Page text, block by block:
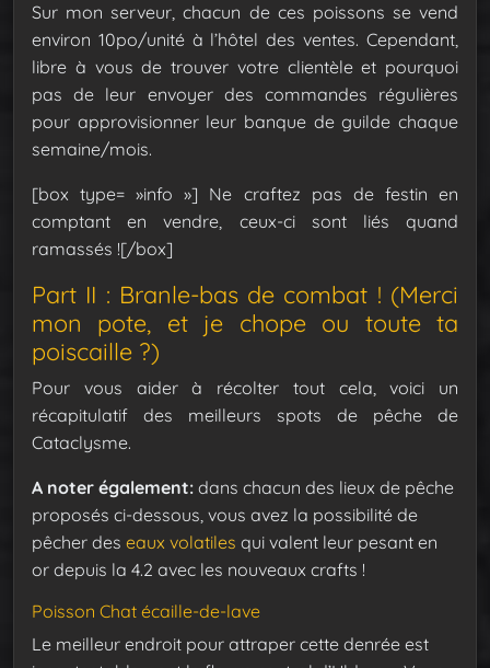
Sur mon serveur, chacun de ces poissons se vend
environ 10po/unité à l’hôtel des ventes. Cependant,
libre à vous de trouver votre clientèle et pourquoi
pas de leur envoyer des commandes régulières
pour approvisionner leur banque de guilde chaque
semaine/mois.
[box type= »info »] Ne craftez pas de festin en
comptant en vendre, ceux-ci sont liés quand
ramassés ![/box]
Part II : Branle-bas de combat ! (Merci
mon pote, et je chope ou toute ta
poiscaille ?)
Pour vous aider à récolter tout cela, voici un
récapitulatif des meilleurs spots de pêche de
Cataclysme.
A noter également: dans chacun des lieux de pêche
proposés ci-dessous, vous avez la possibilité de
pêcher des eaux volatiles qui valent leur pesant en
or depuis la 4.2 avec les nouveaux crafts !
Poisson Chat écaille-de-lave
Le meilleur endroit pour attraper cette denrée est